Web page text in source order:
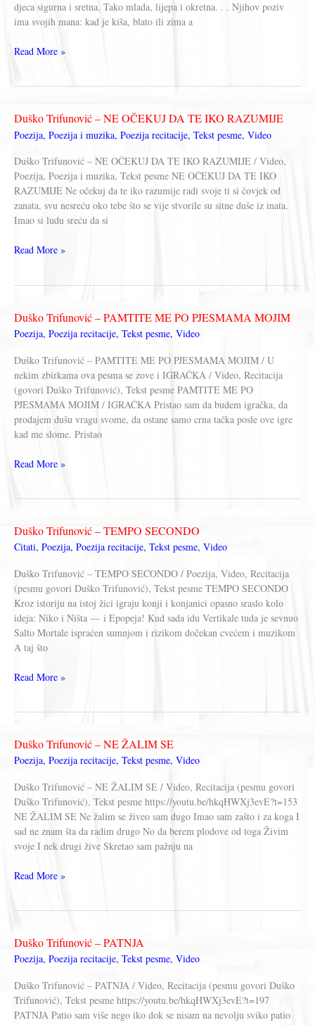
djeca sigurna i sretna. Tako mlada, lijepa i okretna. . . Njihov poziv
ima svojih mana: kad je kiša, blato ili zima a
Duško
Read More »
Duško Trifunović – NE OČEKUJ DA TE IKO RAZUMIJE
Poezija, Poezija i muzika, Poezija recitacije, Tekst pesme, Video
Duško Trifunović – NE OČEKUJ DA TE IKO RAZUMIJE / Video,
Poezija, Poezija i muzika, Tekst pesme NE OČEKUJ DA TE IKO
RAZUMIJE Ne očekuj da te iko razumije radi svoje ti si čovjek od
zanata, svu nesreću oko tebe što se vije stvorile su sitne duše iz inata.
Imao si ludu sreću da si
Duško
DA
TE
RAZUMIJE
Read More »
Duško Trifunović – PAMTITE ME PO PJESMAMA MOJIM
Poezija, Poezija recitacije, Tekst pesme, Video
Duško Trifunović – PAMTITE ME PO PJESMAMA MOJIM / U
nekim zbirkama ova pesma se zove i IGRAČKA / Video, Recitacija
(govori Duško Trifunović), Tekst pesme PAMTITE ME PO
PJESMAMA MOJIM / IGRAČKA Pristao sam da budem igračka, da
prodajem dušu vragu svome, da ostane samo crna tačka posle ove igre
kad me slome. Pristao
Duško
PO
PJESMAMA
Read More »
Duško Trifunović – TEMPO SECONDO
Citati, Poezija, Poezija recitacije, Tekst pesme, Video
Duško Trifunović – TEMPO SECONDO / Poezija, Video, Recitacija
(pesmu govori Duško Trifunović), Tekst pesme TEMPO SECONDO
Kroz istoriju na istoj žici igraju konji i konjanici opasno sraslo kolo
ideja: Niko i Ništa — i Epopeja! Kud sada idu Vertikale tuda je sevnuo
Salto Mortale ispraćen sumnjom i rizikom dočekan cvećem i muzikom
A taj što
Duško
Read More »
Duško Trifunović – NE ŽALIM SE
Poezija, Poezija recitacije, Tekst pesme, Video
Duško Trifunović – NE ŽALIM SE / Video, Recitacija (pesmu govori
Duško Trifunović), Tekst pesme https://youtu.be/hkqHWXj3evE?t=153
NE ŽALIM SE Ne žalim se živeo sam dugo Imao sam zašto i za koga I
sad ne znam šta da radim drugo No da berem plodove od toga Živim
svoje I nek drugi žive Skretao sam pažnju na
Duško
SE
Read More »
Duško Trifunović – PATNJA
Poezija, Poezija recitacije, Tekst pesme, Video
Duško Trifunović – PATNJA / Video, Recitacija (pesmu govori Duško
Trifunović), Tekst pesme https://youtu.be/hkqHWXj3evE?t=197
PATNJA Patio sam više nego iko dok se nisam na nevolju sviko patio